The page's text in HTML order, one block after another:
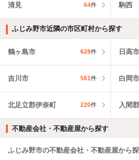
清見 64件 駒西
ふじみ野市近隣の市区町村から探す
鶴ヶ島市 628件 日高市
吉川市 561件 白岡市
北足立郡伊奈町 220件 入間
不動産会社・不動産屋から探す
ふじみ野市の不動産会社・不動産屋から